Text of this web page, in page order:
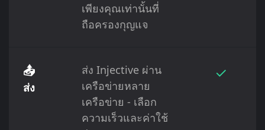
เพียงคุณเท่านั้นที่
ถือครองกุญแจ
📤
ส่ง
ส่ง Injective ผ่าน
เครือข่ายหลาย
เครือข่าย - เลือก
ความเร็วและค่าใช้
✓